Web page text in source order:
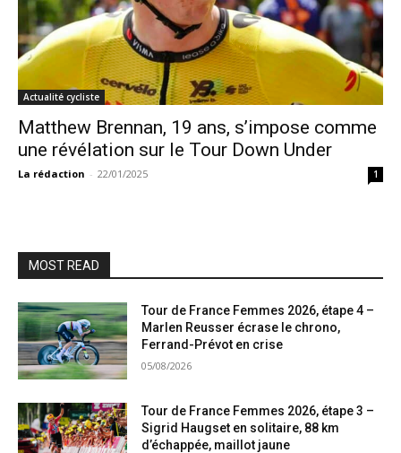
Actualité cycliste
Matthew Brennan, 19 ans, s’impose comme
une révélation sur le Tour Down Under
La rédaction - 22/01/2025 1
MOST READ
Tour de France Femmes 2026, étape 4 –
Marlen Reusser écrase le chrono,
Ferrand-Prévot en crise
05/08/2026
Tour de France Femmes 2026, étape 3 –
Sigrid Haugset en solitaire, 88 km
d’échappée, maillot jaune